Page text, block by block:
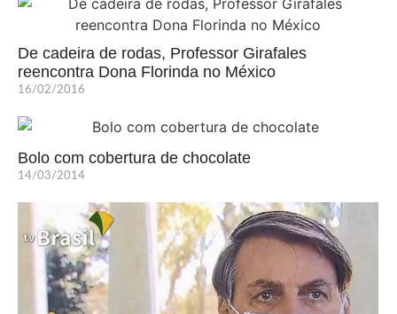
De cadeira de rodas, Professor Girafales
reencontra Dona Florinda no México
16/02/2016
Bolo com cobertura de chocolate
14/03/2014